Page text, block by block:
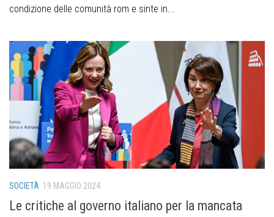
condizione delle comunità rom e sinte in...
SOCIETÀ 19 MAGGIO 2024
Le critiche al governo italiano per la mancata